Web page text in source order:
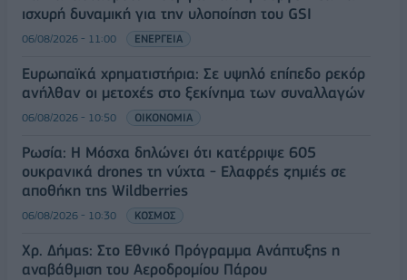
ισχυρή δυναμική για την υλοποίηση του GSI
06/08/2026 - 11:00 ΕΝΕΡΓΕΙΑ
Ευρωπαϊκά χρηματιστήρια: Σε υψηλό επίπεδο ρεκόρ
ανήλθαν οι μετοχές στο ξεκίνημα των συναλλαγών
06/08/2026 - 10:50 ΟΙΚΟΝΟΜΙΑ
Ρωσία: Η Μόσχα δηλώνει ότι κατέρριψε 605
ουκρανικά drones τη νύχτα - Ελαφρές ζημιές σε
αποθήκη της Wildberries
06/08/2026 - 10:30 ΚΟΣΜΟΣ
Χρ. Δήμας: Στο Εθνικό Πρόγραμμα Ανάπτυξης η
αναβάθμιση του Αεροδρομίου Πάρου